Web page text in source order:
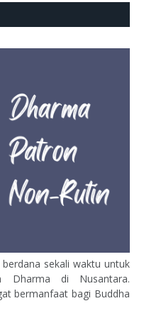
sekali waktu untuk
Dharma di Nusantara.
bermanfaat bagi Buddha